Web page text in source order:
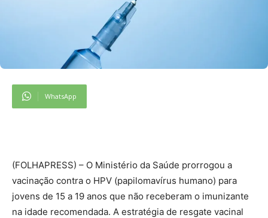
WhatsApp
(FOLHAPRESS) – O Ministério da Saúde prorrogou a
vacinação contra o HPV (papilomavírus humano) para
jovens de 15 a 19 anos que não receberam o imunizante
na idade recomendada. A estratégia de resgate vacinal